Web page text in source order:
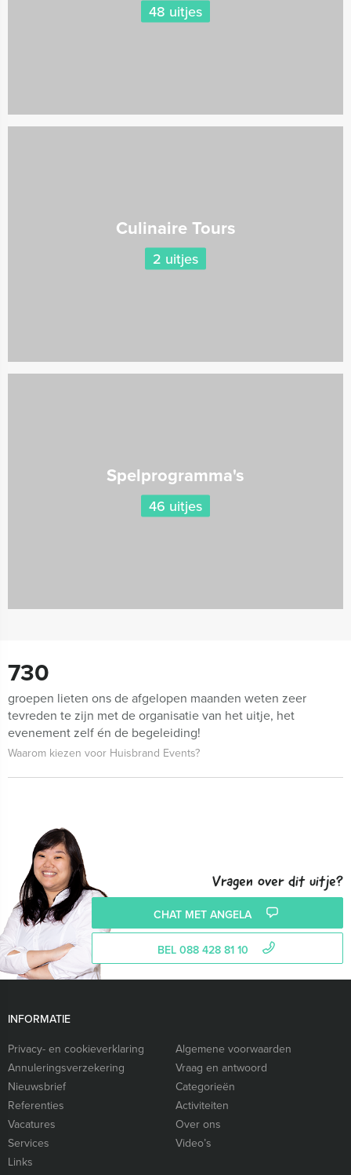
48 uitjes
Culinaire Tours
2 uitjes
Spelprogramma's
46 uitjes
730
groepen lieten ons de afgelopen maanden weten zeer
tevreden te zijn met de organisatie van het uitje, het
evenement zelf én de begeleiding!
Waarom kiezen voor Huisbrand Events?
Vragen over dit uitje?
CHAT MET ANGELA
BEL 088 428 81 10
INFORMATIE
Privacy- en cookieverklaring
Algemene voorwaarden
Annuleringsverzekering
Vraag en antwoord
Nieuwsbrief
Categorieën
Referenties
Activiteiten
Vacatures
Over ons
Services
Video’s
Links